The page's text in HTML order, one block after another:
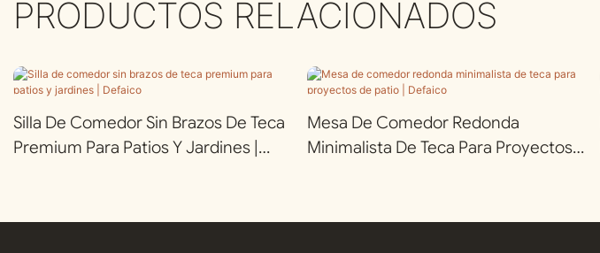
PRODUCTOS RELACIONADOS
Silla De Comedor Sin Brazos De Teca
Premium Para Patios Y Jardines |
Mesa De Comedor Redonda
Minimalista De Teca Para Proyectos